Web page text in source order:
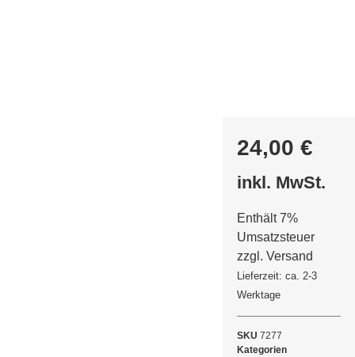
24,00€
inkl. MwSt.
Enthält 7%
Umsatzsteuer
zzgl.Versand
Lieferzeit: ca. 2-3
Werktage
SKU7277
Kategorien